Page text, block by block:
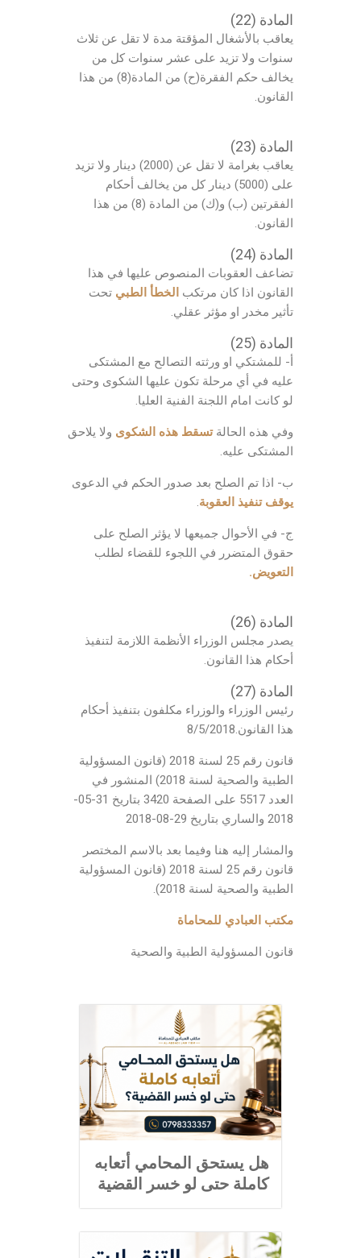
المادة (22)
يعاقب بالأشغال المؤقتة مدة لا تقل عن ثلاث
سنوات ولا تزيد على عشر سنوات كل من
يخالف حكم الفقرة(ح) من المادة(8) من هذا
القانون.
المادة (23)
يعاقب بغرامة لا تقل عن (2000) دينار ولا تزيد
على (5000) دينار كل من يخالف أحكام
الفقرتين (ب) و(ك) من المادة (8) من هذا
القانون.
المادة (24)
تضاعف العقوبات المنصوص عليها في هذا
القانون اذا كان مرتكب الخطأ الطبي تحت
تأثير مخدر او مؤثر عقلي.
المادة (25)
أ- للمشتكي او ورثته التصالح مع المشتكى
عليه في أي مرحلة تكون عليها الشكوى وحتى
لو كانت امام اللجنة الفنية العليا.
وفي هذه الحالةتسقط هذه الشكوى ولا يلاحق
المشتكى عليه.
ب- اذا تم الصلح بعد صدور الحكم في الدعوى
يوقف تنفيذ العقوبة.
ج- في الأحوال جميعها لا يؤثر الصلح على
حقوق المتضرر في اللجوء للقضاء لطلب
التعويض.
المادة (26)
يصدر مجلس الوزراء الأنظمة اللازمة لتنفيذ
أحكام هذا القانون.
المادة (27)
رئيس الوزراء والوزراء مكلفون بتنفيذ أحكام
هذا القانون.8/5/2018
قانون رقم 25 لسنة 2018 (قانون المسؤولية
الطبية والصحية لسنة 2018) المنشور في
العدد 5517 على الصفحة 3420 بتاريخ 31-05-
2018 والساري بتاريخ 29-08-2018
والمشار إليه هنا وفيما بعد بالاسم المختصر
قانون رقم 25 لسنة 2018 (قانون المسؤولية
الطبية والصحية لسنة 2018).
مكتب العبادي للمحاماة
قانون المسؤولية الطبية والصحية
هل يستحق المحامي أتعابه
كاملة حتى لو خسر القضية